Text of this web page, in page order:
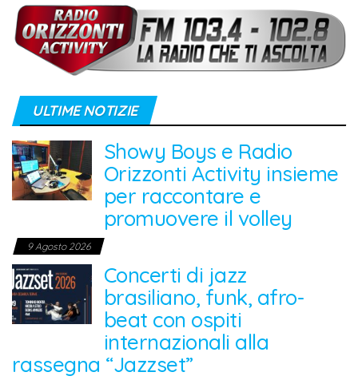
ULTIME NOTIZIE
Showy Boys e Radio
Orizzonti Activity insieme
per raccontare e
promuovere il volley
9 Agosto 2026
Concerti di jazz
brasiliano, funk, afro-
beat con ospiti
internazionali alla
rassegna “Jazzset”